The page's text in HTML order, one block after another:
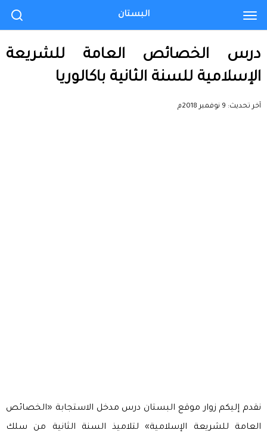
درس الخصائص العامة للشريعة
الإسلامية للسنة الثانية باكالوريا
آخر تحديث: 9 نوفمبر 2018م
نقدم إليكم زوار موقع البستان درس مدخل الاستجابة «الخصائص
العامة للشريعة الإسلامية» لتلاميذ السنة الثانية من سلك
البستان